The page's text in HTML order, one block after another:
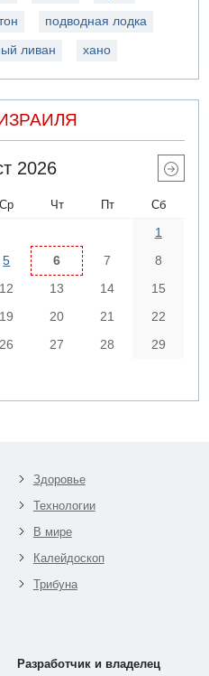
подводная лодка
ливан хано
2026
Ср Чт Пт Сб
1
5 6 7
8
12 13 14
15
19 20 21
22
26 27 28
29
Здоровье
Технологии
В мире
Калейдоскоп
Трибуна
Разработчик и владелец